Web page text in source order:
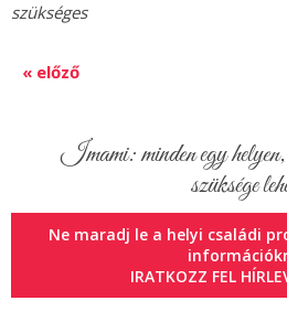
szükséges
« előző
Imami: minden egy helyen,
szüksége
Ne maradj le a helyi családi
IRATKOZZ FEL